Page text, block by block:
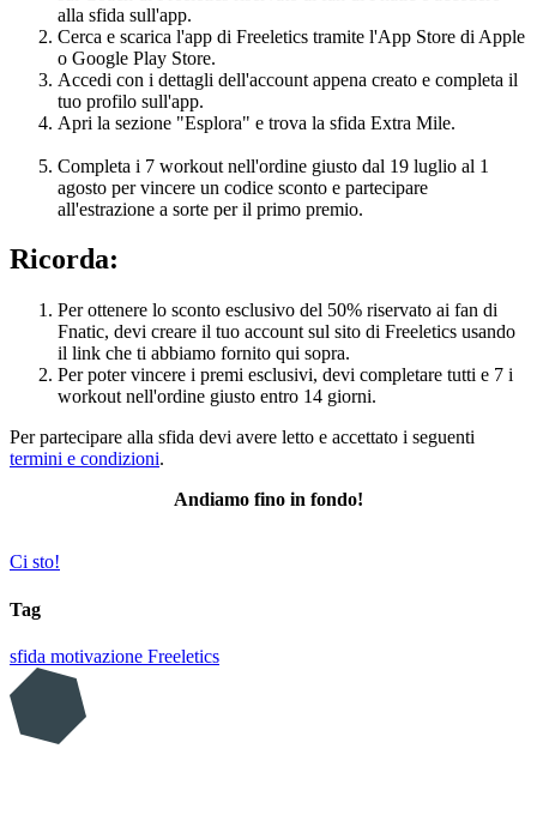
alla sfida sull'app.
Cerca e scarica l'app di Freeletics tramite l'App Store di Apple
o Google Play Store.
Accedi con i dettagli dell'account appena creato e completa il
tuo profilo sull'app.
Apri la sezione "Esplora" e trova la sfida Extra Mile.
Completa i 7 workout nell'ordine giusto dal 19 luglio al 1
agosto per vincere un codice sconto e partecipare
all'estrazione a sorte per il primo premio.
Ricorda:
Per ottenere lo sconto esclusivo del 50% riservato ai fan di
Fnatic, devi creare il tuo account sul sito di Freeletics usando
il link che ti abbiamo fornito qui sopra.
Per poter vincere i premi esclusivi, devi completare tutti e 7 i
workout nell'ordine giusto entro 14 giorni.
Per partecipare alla sfida devi avere letto e accettato i seguenti
termini e condizioni.
Andiamo fino in fondo!
Ci sto!
Tag
sfida motivazione Freeletics